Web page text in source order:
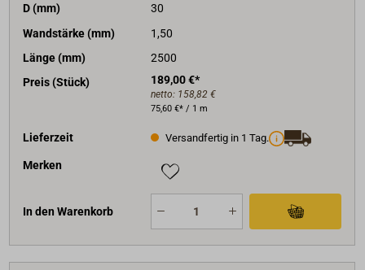
D (mm)
30
Wandstärke (mm)
1,50
Länge (mm)
2500
Preis (Stück)
189,00 €*
netto: 158,82 €
75,60 €* / 1 m
Lieferzeit Versandfertig in 1 Tag.
Merken
In den Warenkorb